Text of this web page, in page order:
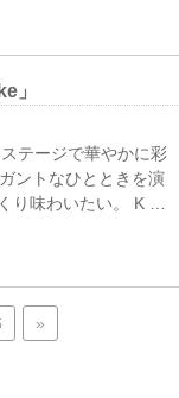
」
テージで華やかに彩
ントなひとときを演
り味わいたい。 K …
»